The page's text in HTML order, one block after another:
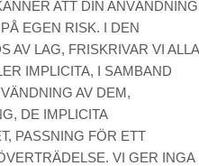
ATT DIN ANVÄNDNING
EGEN RISK. I DEN
AV LAG, FRISKRIVAR VI ALLA
IMPLICITA, I SAMBAND
AV DEM,
DE IMPLICITA
PASSNING FÖR ETT
VI GER INGA